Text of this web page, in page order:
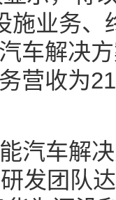
施业务
车解决
营收为
汽车解
发团队